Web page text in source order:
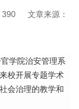
390
文章来源：
学院治安管理系
来校开展专题学术
会治理的教学和